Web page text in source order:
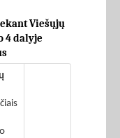
Viešųjų
4 dalyje